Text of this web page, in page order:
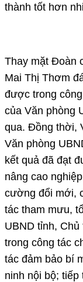
thành tốt hơn
Thay mặt Đoàn
Mai Thị Thơm
được trong
của Văn phòng
qua. Đồng thời,
Văn phòng
kết quả đã đạt
nâng cao
cường đổi mới,
tác tham mưu,
UBND tỉnh,
trong công tác
tác đảm bảo bí
ninh nội bộ;